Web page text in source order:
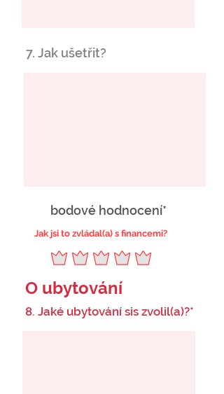
7. Jak ušetřit?
bodové hodnocení*
Jak jsi to zvládal(a) s financemi?
O ubytování
8. Jaké ubytování sis zvolil(a)?*